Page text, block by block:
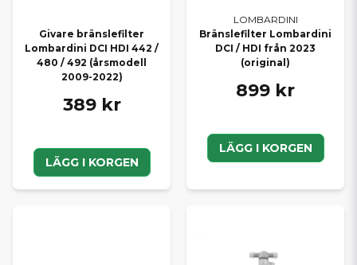
Givare bränslefilter
Lombardini DCI HDI 442 /
480 / 492 (årsmodell
2009-2022)
389 kr
LÄGG I KORGEN
LOMBARDINI
Bränslefilter Lombardini
DCI / HDI från 2023
(original)
899 kr
LÄGG I KORGEN